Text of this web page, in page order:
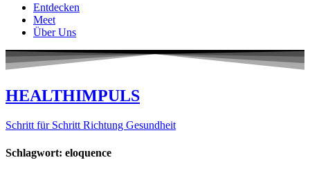
Entdecken
Meet
Über Uns
HEALTHIMPULS
Schritt für Schritt Richtung Gesundheit
Schlagwort: eloquence